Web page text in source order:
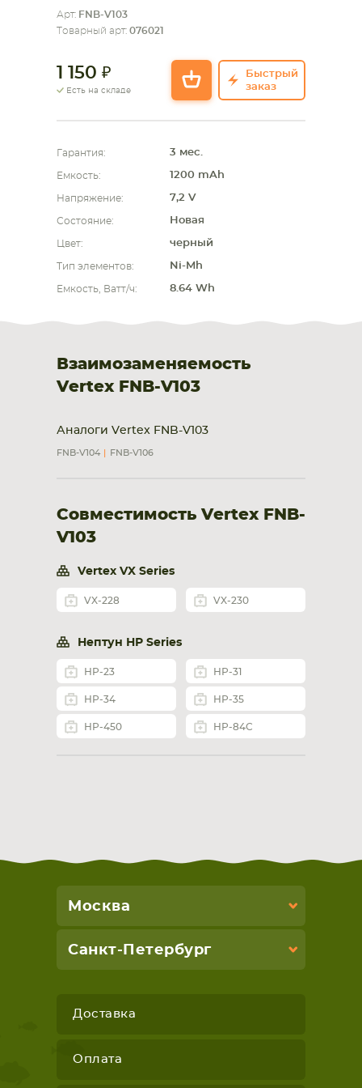
СМАРТФОНА КОМПЛЕКТУЮЩИЕ
Арт: FNB-V103
Товарный арт: 076021
1 150
Есть на складе
Быстрый
заказ
Гарантия: 3 мес.
Емкость: 1200 mAh
Напряжение: 7,2 V
Состояние: Новая
Цвет: черный
Тип элементов: Ni-Mh
Емкость, Ватт/ч: 8.64 Wh
Взаимозаменяемость
Vertex FNB-V103
Аналоги Vertex FNB-V103
FNB-V104 FNB-V106
Совместимость Vertex FNB-
V103
Vertex VX Series
VX-228 VX-230
Нептун НР Series
НР-23 НР-31
НР-34 НР-35
НР-450 НР-84С
Москва
Санкт-Петербург
Доставка
Оплата